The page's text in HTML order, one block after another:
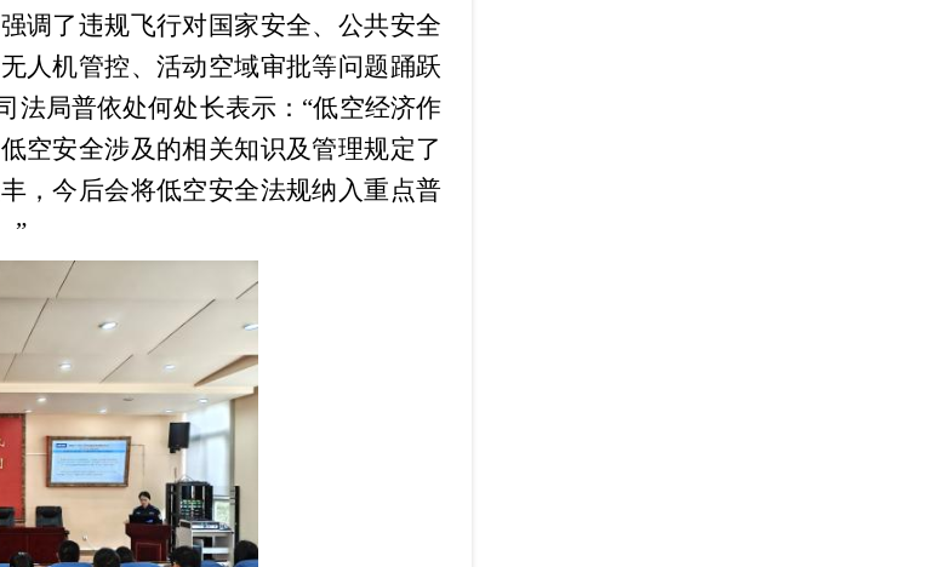
调了违规飞行对国家安全、公共安全
人机管控、活动空域审批等问题踊跃
法局普依处何处长表示： “低空经济作
空安全涉及的相关知识及管理规定了
，今后会将低空安全法规纳入重点普
”